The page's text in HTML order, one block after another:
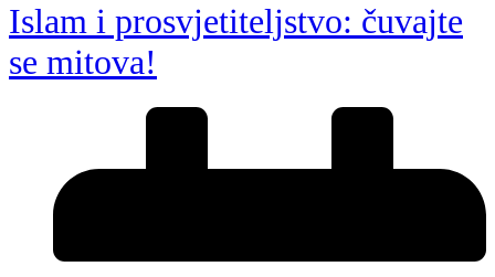
Islam i prosvjetiteljstvo: čuvajte
se mitova!